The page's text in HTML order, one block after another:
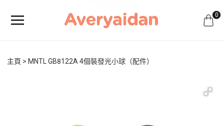
0
主頁 MNTL GB8122A 4個裝發光小球（配件）